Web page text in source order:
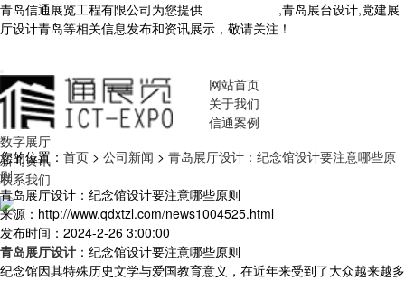
青岛信通展览工程有限公司为您提供
,青岛展台设计,党建展
厅设计青岛等相关信息发布和资讯展示，敬请关注！
网站首页
关于我们
信通案例
数字展厅
新闻资讯
联系我们
您的位置： 首页 > 公司新闻 > 青岛展厅设计：纪念馆设计要注意哪些原
则
青岛展厅设计：纪念馆设计要注意哪些原则
来源：http://www.qdxtzl.com/news1004525.html
发布时间：2024-2-26 3:00:00
青岛展厅设计 ：纪念馆设计要注意哪些原则
纪念馆因其特殊历史文学与爱国教育意义，在近年来受到了大众越来越多